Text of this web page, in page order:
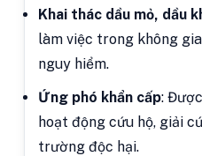
Khai thác dầu mỏ, dầu
làm việc trong không
nguy hiểm.
Ứng phó khẩn cấp:
hoạt động cứu hộ, giải
trường độc hại.